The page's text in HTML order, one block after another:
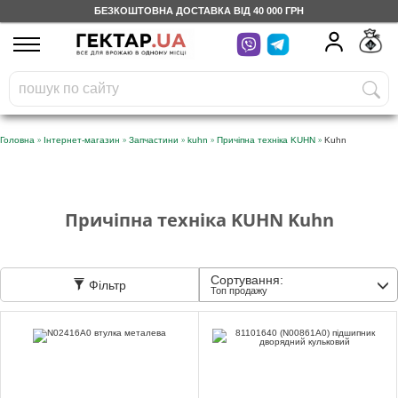
БЕЗКОШТОВНА ДОСТАВКА ВІД 40 000 ГРН
UA
На вашому
бонусному рахунку
грн
Безкоштовно по Україні
Категорії
Щоденник
Доставка
Головна » Інтернет-магазин » Запчастини » kuhn » Причіпна техніка KUHN » Kuhn
Причіпна техніка KUHN Kuhn
Фільтр Сортування:
Топ продажу